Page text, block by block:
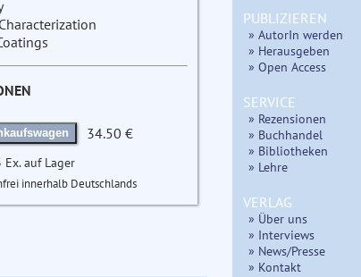
34.50 €
auf Lager
innerhalb Deutschlands
PUBLIZIEREN
» AutorIn werden
» Herausgeben
» Open Access
SERVICE
» Rezensionen
» Buchhandel
» Bibliotheken
» Lehre
VERLAG
» Über uns
» Interviews
» News/Presse
» Kontakt